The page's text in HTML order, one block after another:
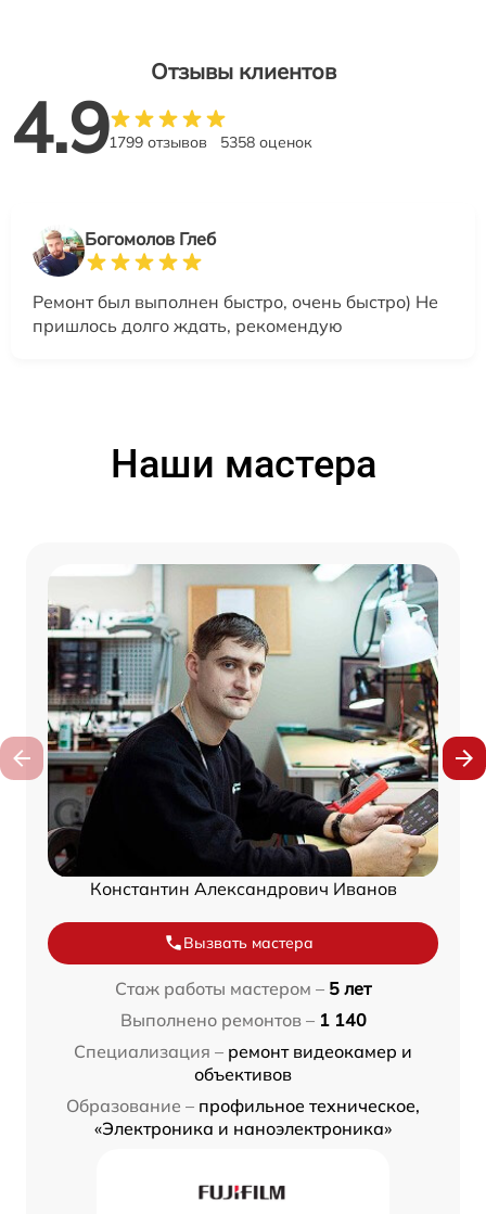
Отзывы клиентов
4.91799 отзывов 5358 оценок
Богомолов Глеб
Ремонт был выполнен быстро, очень быстро) Не
пришлось долго ждать, рекомендую
Наши мастера
Константин Александрович Иванов
Вызвать мастера
Стаж работы мастером – 5 лет
Выполнено ремонтов – 1 140
Специализация – ремонт видеокамер и
объективов
Образование – профильное техническое,
«Электроника и наноэлектроника»